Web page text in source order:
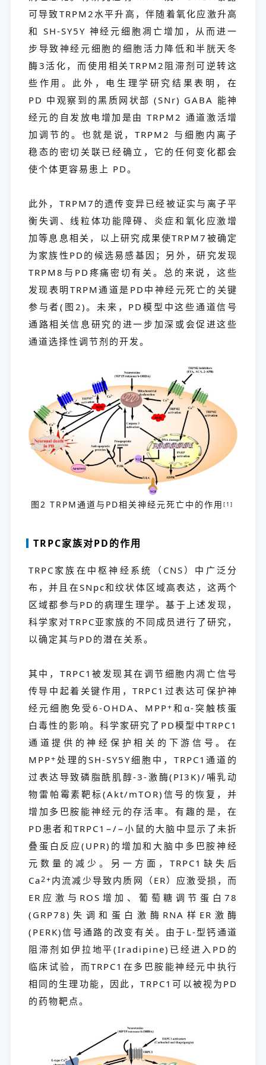
可导致TRPM2水平升高，伴随着氧化应激升高
和 SH-SY5Y 神经元细胞凋亡增加，从而进一
步导致神经元细胞的细胞活力降低和半胱天冬
酶3活化，而使用相关TRPM2阻滞剂可逆转这
些作用。此外，电生理学研究结果表明，在
PD 中观察到的黑质网状部 (SNr) GABA 能神
经元的自发放电增加是由 TRPM2 通道激活增
加调节的。也就是说，TRPM2 与细胞内离子
稳态的密切关联已经确立，它的任何变化都会
使个体更容易患上 PD。
此外，TRPM7的遗传变异已经被证实与离子平
衡失调、线粒体功能障碍、炎症和氧化应激增
加等息息相关，以上研究成果使TRPM7被确定
为家族性PD的候选易感基因；另外，研究发现
TRPM8与PD疼痛密切有关。总的来说，这些
发现表明TRPM通道是PD中神经元死亡的关键
参与者(图2)。未来，PD模型中这些通道信号
通路相关信息研究的进一步加深或会促进这些
通道选择性调节剂的开发。
图2 TRPM通道与PD相关神经元死亡中的作用 [1]
TRPC家族对PD的作用
TRPC家族在中枢神经系统（CNS）中广泛分
布，并且在SNpc和纹状体区域高表达，这两个
区域都参与PD的病理生理学。基于上述发现，
科学家对TRPC亚家族的不同成员进行了研究，
以确定其与PD的潜在关系。
其中，TRPC1被发现其在调节细胞内凋亡信号
传导中起着关键作用，TRPC1过表达可保护神
经元细胞免受6-OHDA、MPP+和α-突触核蛋
白毒性的影响。科学家研究了PD模型中TRPC1
通道提供的神经保护相关的下游信号。在
MPP+ 处理的SH-SY5Y细胞中，TRPC1通道的
过表达导致磷脂酰肌醇-3-激酶(PI3K)/哺乳动
物雷帕霉素靶标(Akt/mTOR)信号的恢复，并
增加多巴胺能神经元的存活率。有趣的是，在
PD患者和TRPC1−/−小鼠的大脑中显示了未折
叠蛋白反应(UPR)的增加和大脑中多巴胺神经
元数量的减少。另一方面，TRPC1缺失后
Ca2+内流减少导致内质网（ER）应激受损，而
ER应激与ROS增加、葡萄糖调节蛋白78
(GRP78)失调和蛋白激酶RNA样ER激酶
(PERK)信号通路的改变有关。由于L-型钙通道
阻滞剂如伊拉地平(Iradipine)已经进入PD的
临床试验，而TRPC1在多巴胺能神经元中执行
相同的生理功能，因此，TRPC1可以被视为PD
的药物靶点。